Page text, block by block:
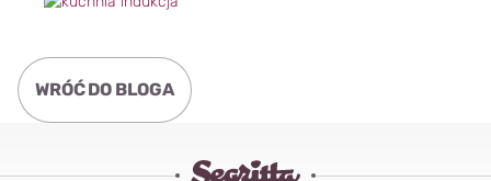
WRÓĆ DO BLOGA